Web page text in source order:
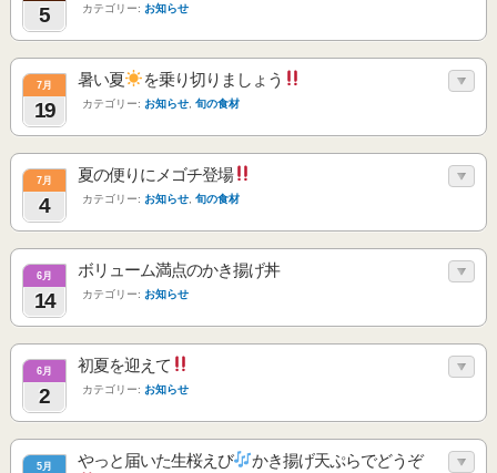
5 カテゴリー: お知らせ
7月
19
暑い夏 を乗り切りましょう
カテゴリー: お知らせ 旬の食材
7月
4
夏の便りにメゴチ登場
カテゴリー: お知らせ 旬の食材
6月
14
ボリューム満点のかき揚げ丼
カテゴリー: お知らせ
6月
2
初夏を迎えて
カテゴリー: お知らせ
5月 やっと届いた生桜えび かき揚げ天ぷらでどうぞ